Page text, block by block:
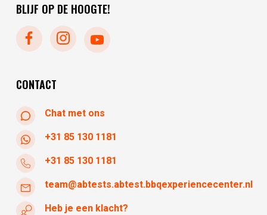
dinsdag
donderdag
vrijdag
BLIJF OP DE HOOGTE!
CONTACT
Chat met ons
+31 85 130 1181
+31 85 130 1181
team@abtests.abtest.bbqexperiencecenter.nl
Heb je een klacht?